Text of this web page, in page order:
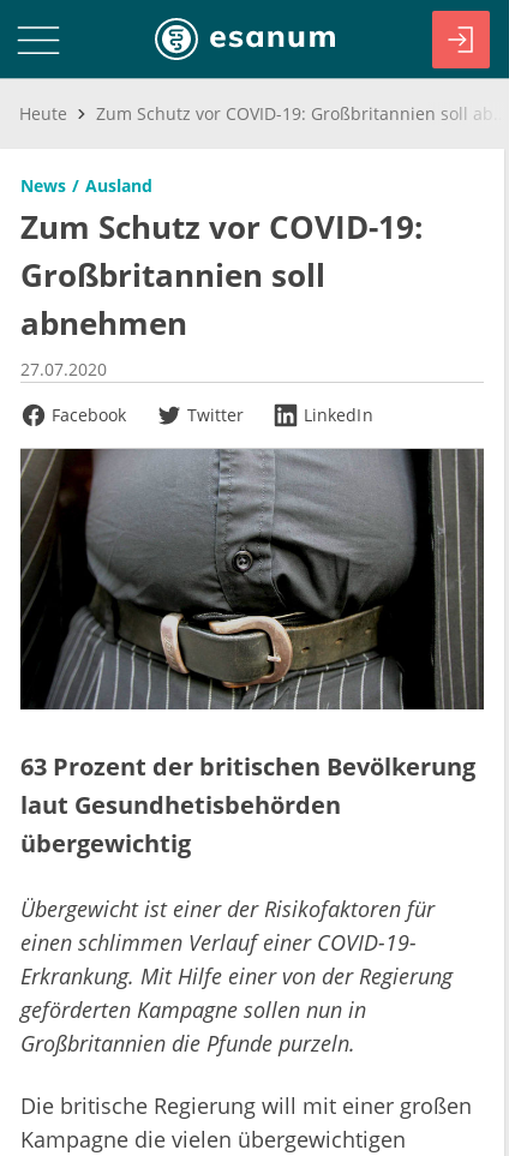
Heute
News Ausland
Zum Schutz vor COVID-19:
Großbritannien soll
abnehmen
27.07.2020
Facebook
Twitter LinkedIn
63 Prozent der britischen Bevölkerung
laut Gesundhetisbehörden
übergewichtig
Übergewicht ist einer der Risikofaktoren für
einen schlimmen Verlauf einer COVID-19-
Erkrankung. Mit Hilfe einer von der Regierung
geförderten Kampagne sollen nun in
Großbritannien die Pfunde purzeln.
Die britische Regierung will mit einer großen
Kampagne die vielen übergewichtigen